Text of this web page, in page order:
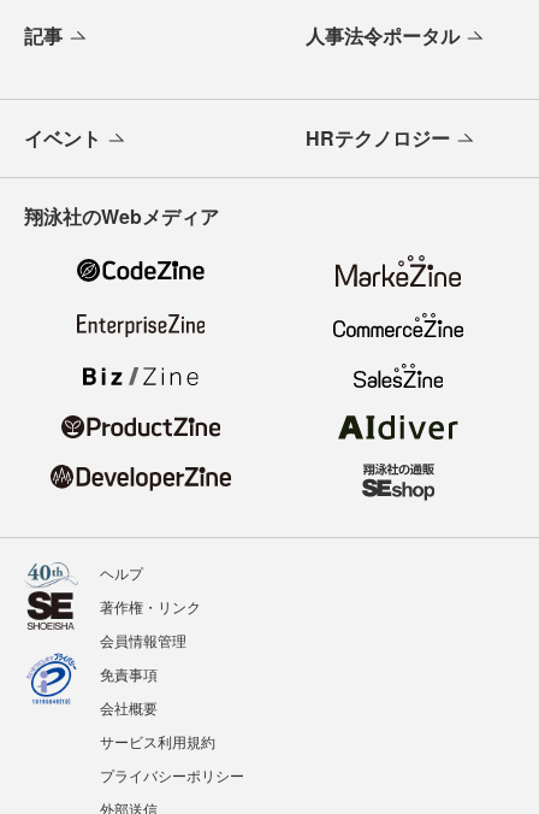
記事 人事法令ポータル
イベント HRテクノロジー
翔泳社のWebメディア
ヘルプ
著作権・リンク
会員情報管理
免責事項
会社概要
サービス利用規約
プライバシーポリシー
外部送信